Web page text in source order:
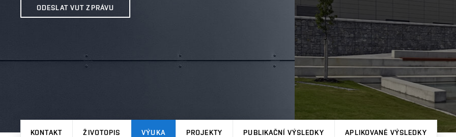
ODESLAT VUT ZPRÁVU
KONTAKT ŽIVOTOPIS VÝUKA PROJEKTY PUBLIKAČNÍ VÝSLEDKY APLIKOVANÉ VÝSLEDKY